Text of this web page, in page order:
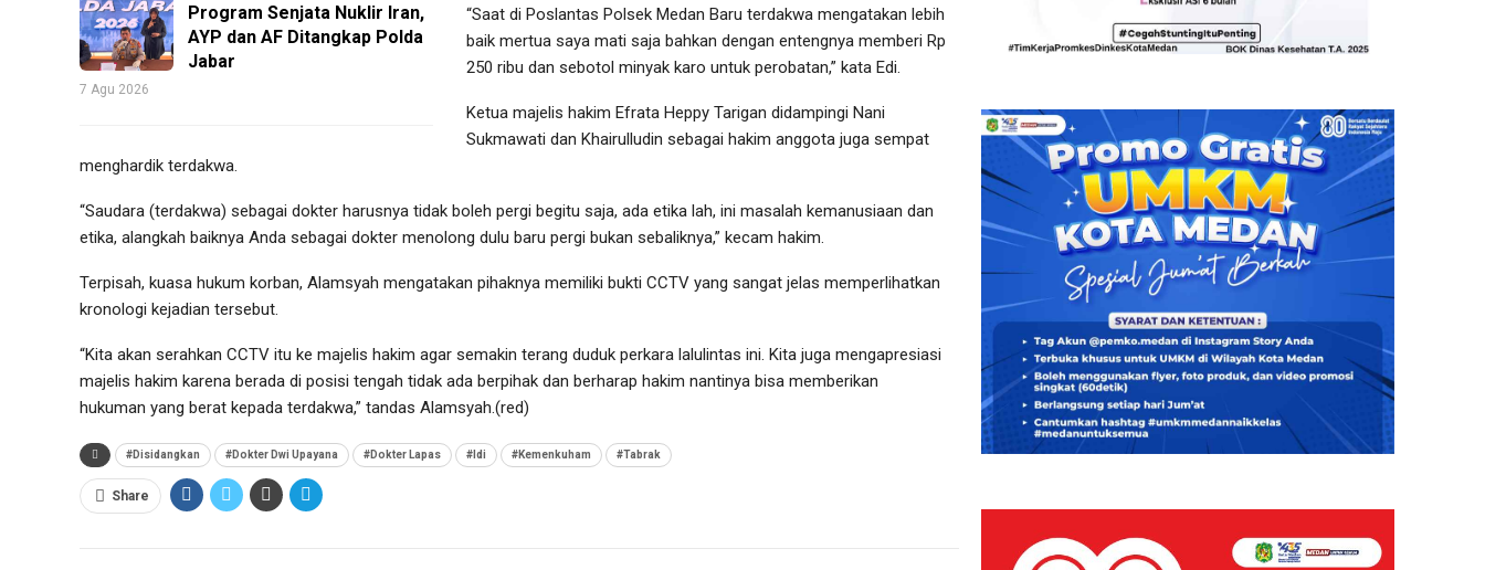
Program Senjata Nuklir Iran,
AYP dan AF Ditangkap Polda
Jabar
7 Agu 2026
“Saat di Poslantas Polsek Medan Baru terdakwa mengatakan lebih
baik mertua saya mati saja bahkan dengan entengnya memberi Rp
250 ribu dan sebotol minyak karo untuk perobatan,” kata Edi.
Ketua majelis hakim Efrata Heppy Tarigan didampingi Nani
Sukmawati dan Khairulludin sebagai hakim anggota juga sempat
menghardik terdakwa.
“Saudara (terdakwa) sebagai dokter harusnya tidak boleh pergi begitu saja, ada etika lah, ini masalah kemanusiaan dan
etika, alangkah baiknya Anda sebagai dokter menolong dulu baru pergi bukan sebaliknya,” kecam hakim.
Terpisah, kuasa hukum korban, Alamsyah mengatakan pihaknya memiliki bukti CCTV yang sangat jelas memperlihatkan
kronologi kejadian tersebut.
“Kita akan serahkan CCTV itu ke majelis hakim agar semakin terang duduk perkara lalulintas ini. Kita juga mengapresiasi
majelis hakim karena berada di posisi tengah tidak ada berpihak dan berharap hakim nantinya bisa memberikan
hukuman yang berat kepada terdakwa,” tandas Alamsyah.(red)
#Disidangkan #Dokter Dwi Upayana #Dokter Lapas #Idi #Kemenkuham #Tabrak
Share